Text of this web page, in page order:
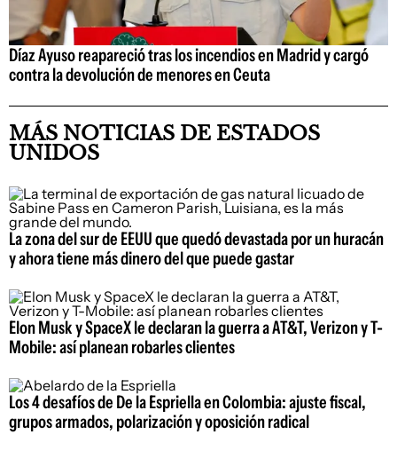
Díaz Ayuso reapareció tras los incendios en Madrid y cargó
contra la devolución de menores en Ceuta
MÁS NOTICIAS DE ESTADOS
UNIDOS
La zona del sur de EEUU que quedó devastada por un huracán
y ahora tiene más dinero del que puede gastar
Elon Musk y SpaceX le declaran la guerra a AT&T, Verizon y T-
Mobile: así planean robarles clientes
Los 4 desafíos de De la Espriella en Colombia: ajuste fiscal,
grupos armados, polarización y oposición radical